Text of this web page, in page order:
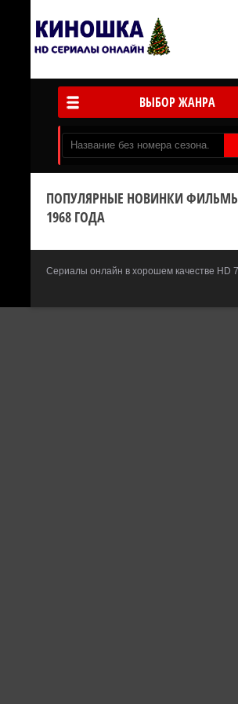
ВЫБОР ЖАНРА
ПОПУЛЯРНЫЕ НОВИНКИ
1968 ГОДА
Сериалы онлайн в хорошем качестве HD